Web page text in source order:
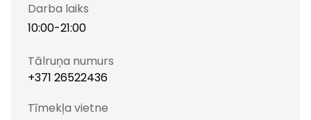
Darba laiks
10:00-21:00
Tālruņa numurs
+371 26522436
Tīmekļa vietne